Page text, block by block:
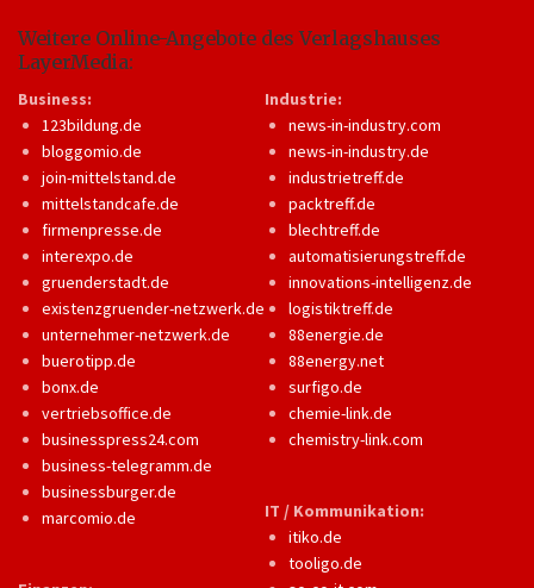
Weitere Online-Angebote des Verlagshauses
LayerMedia:
Business:
123bildung.de
bloggomio.de
join-mittelstand.de
mittelstandcafe.de
firmenpresse.de
interexpo.de
gruenderstadt.de
existenzgruender-netzwerk.de
unternehmer-netzwerk.de
buerotipp.de
bonx.de
vertriebsoffice.de
businesspress24.com
business-telegramm.de
businessburger.de
marcomio.de
Industrie:
news-in-industry.com
news-in-industry.de
industrietreff.de
packtreff.de
blechtreff.de
automatisierungstreff.de
innovations-intelligenz.de
logistiktreff.de
88energie.de
88energy.net
surfigo.de
chemie-link.de
chemistry-link.com
IT / Kommunikation:
itiko.de
tooligo.de